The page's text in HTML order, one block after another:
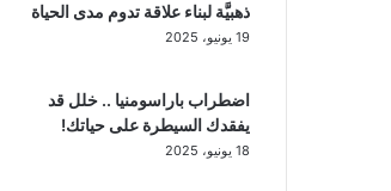
ذهبيَّة لبناء علاقة تدوم مدى الحياة
19 يونيو، 2025
اضطراب باراسومنيا .. خلل قد
يفقدك السيطرة على حياتك!
18 يونيو، 2025